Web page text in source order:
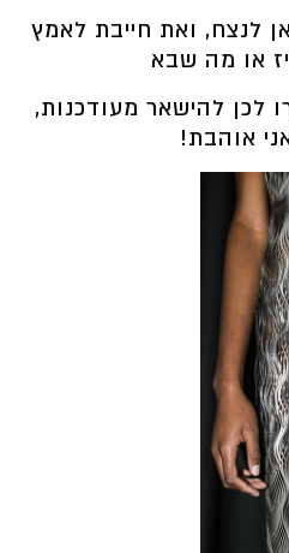
לנצח, ואת חייבת לאמץ
או מה שבא
לכן להישאר מעודכנות,
אוהבת!